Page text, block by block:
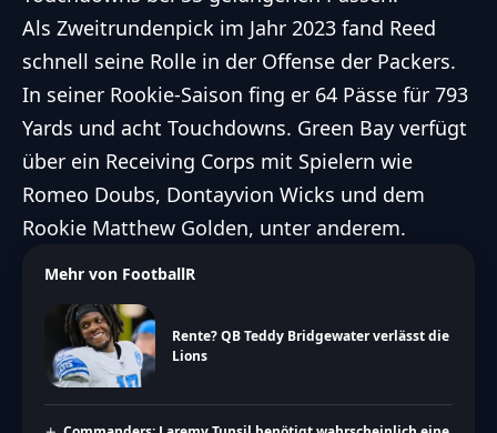
Als Zweitrundenpick im Jahr 2023 fand Reed
schnell seine Rolle in der Offense der Packers.
In seiner Rookie-Saison fing er 64 Pässe für 793
Yards und acht Touchdowns. Green Bay verfügt
über ein Receiving Corps mit Spielern wie
Romeo Doubs, Dontayvion Wicks und dem
Rookie Matthew Golden, unter anderem.
Mehr von FootballR
Rente? QB Teddy Bridgewater verlässt die
Lions